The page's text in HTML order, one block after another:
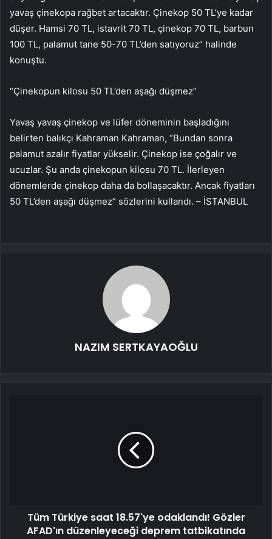
yavaş çinekopa rağbet artacaktır. Çinekop 50 TL’ye kadar
düşer. Hamsi 70 TL, istavrit 70 TL, çinekop 70 TL, barbun
100 TL, palamut tane 50-70 TL’den satıyoruz” halinde
konuştu.
“Çinekopun kilosu 50 TL’den aşağı düşmez”
Yavaş yavaş çinekop ve lüfer döneminin başladığını
belirten balıkçı Kahraman Kahraman, “Bundan sonra
palamut azalır fiyatlar yükselir. Çinekop ise çoğalır ve
ucuzlar. Şu anda çinekopun kilosu 70 TL. İlerleyen
dönemlerde çinekop daha da bollaşacaktır. Ancak fiyatları
50 TL’den aşağı düşmez” sözlerini kullandı. – İSTANBUL
NAZIM SERTKAYAOĞLU
Tüm Türkiye saat 18.57'ye odaklandı! Gözler
AFAD'ın düzenleyeceği deprem tatbikatında